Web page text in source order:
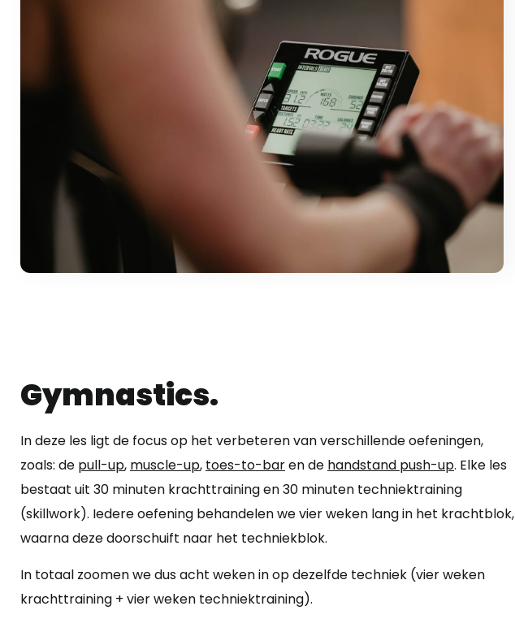
Gymnastics.
In deze les ligt de focus op het verbeteren van verschillende oefeningen,
zoals: de pull-up, muscle-up, toes-to-baren de handstand push-up. Elke les
bestaat uit 30 minuten krachttraining en 30 minuten techniektraining
(skillwork). Iedere oefening behandelen we vier weken lang in het krachtblok,
waarna deze doorschuift naar het techniekblok.
In totaal zoomen we dus acht weken in op dezelfde techniek (vier weken
krachttraining + vier weken techniektraining).